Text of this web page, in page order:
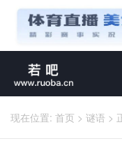
现在位置: 首页 > 谜语 >